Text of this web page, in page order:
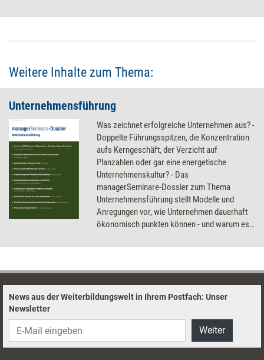
Weitere Inhalte zum Thema:
Unternehmensführung
Was zeichnet erfolgreiche Unternehmen aus? -
Doppelte Führungsspitzen, die Konzentration
aufs Kerngeschäft, der Verzicht auf
Planzahlen oder gar eine energetische
Unternehmenskultur? - Das
managerSeminare-Dossier zum Thema
Unternehmensführung stellt Modelle und
Anregungen vor, wie Unternehmen dauerhaft
ökonomisch punkten können - und warum es
der Internetkultur zu kopieren.
News aus der Weiterbildungswelt in Ihrem Postfach: Unser
Newsletter
Weiter